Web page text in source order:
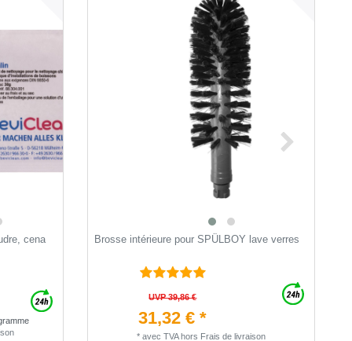
сena
Brosse intérieure pour SPÜLBOY lave verres
UVP 39,86 €
31,32 € *
* avec TVAhors Frais de livraison